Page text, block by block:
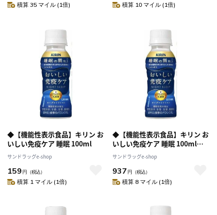
積算 35 マイル (1倍) 積算 10 マイル (1倍)
◆【機能性表示食品】キリン お
いしい免疫ケア 睡眠 100ml
サンドラッグe-shop
159 円 （税込）
積算 1 マイル (1倍)
◆【機能性表示食品】キリン お
いしい免疫ケア 睡眠 100ml【6
本セット】
サンドラッグe-shop
937 円 （税込）
積算 8 マイル (1倍)